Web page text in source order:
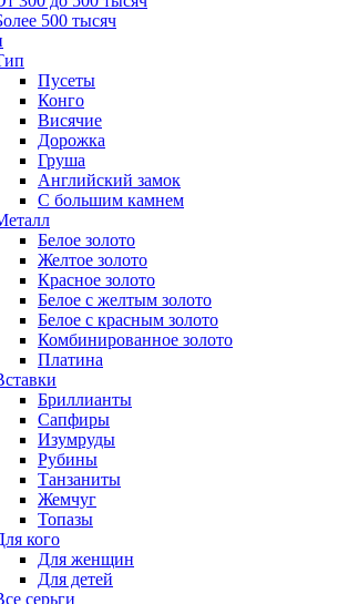
500 тысяч
Пусеты
Конго
Висячие
Дорожка
Груша
Английский замок
С большим камнем
Белое золото
Желтое золото
Красное золото
Белое с желтым золото
Белое с красным золото
Комбинированное золото
Платина
Бриллианты
Сапфиры
Изумруды
Рубины
Танзаниты
Жемчуг
Топазы
кого
Для женщин
Для детей
серьги